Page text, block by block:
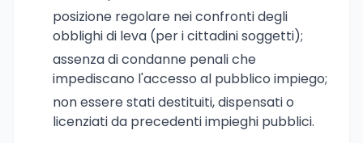
posizione regolare nei confronti degli
obblighi di leva (per i cittadini soggetti);
assenza di condanne penali che
impediscano l'accesso al pubblico impiego;
non essere stati destituiti, dispensati o
licenziati da precedenti impieghi pubblici.